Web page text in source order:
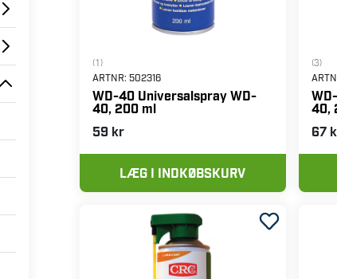
(1)
ARTNR: 502316
WD-40 Universalspray WD-
40, 200 ml
59 kr
LÆG I INDKØBSKURV
(3)
40,
67